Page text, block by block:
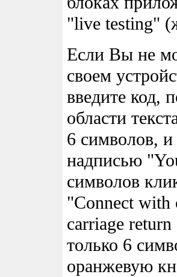
"live testing"
Если Вы не
своем
введите код,
области
6 символов,
надписью
символов
"Connect with
carriage
только 6
оранжевую